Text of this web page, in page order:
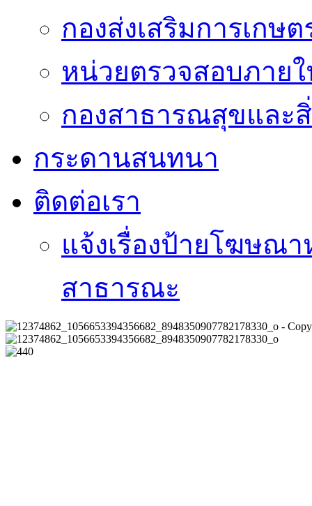
กองส่งเสริมการเกษต
หน่วยตรวจสอบภาย
กองสาธารณสุขและ
กระดานสนทนา
ติดต่อเรา
แจ้งเรื่องป้ายโฆษณ
สาธารณะ